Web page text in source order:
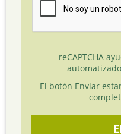
reCAPTCHA
El botón Enviar